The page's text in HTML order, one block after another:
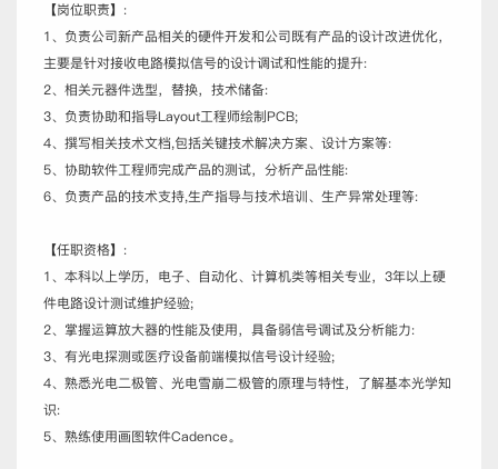
【岗位职责】:
1、负责公司新产品相关的硬件开发和公司既有产品的设计改进优化，
主要是针对接收电路模拟信号的设计调试和性能的提升:
2、相关元器件选型，替换，技术储备:
3、负责协助和指导Layout工程师绘制PCB;
4、撰写相关技术文档,包括关键技术解决方案、设计方案等:
5、协助软件工程师完成产品的测试，分析产品性能:
6、负责产品的技术支持,生产指导与技术培训、生产异常处理等:
【任职资格】:
1、本科以上学历，电子、自动化、计算机类等相关专业，3年以上硬
件电路设计测试维护经验;
2、掌握运算放大器的性能及使用，具备弱信号调试及分析能力:
3、有光电探测或医疗设备前端模拟信号设计经验;
4、熟悉光电二极管、光电雪崩二极管的原理与特性，了解基本光学知
识:
5、熟练使用画图软件Cadence。